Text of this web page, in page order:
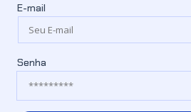
E-mail
Senha